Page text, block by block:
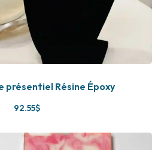
présentiel Résine Époxy
92.55$